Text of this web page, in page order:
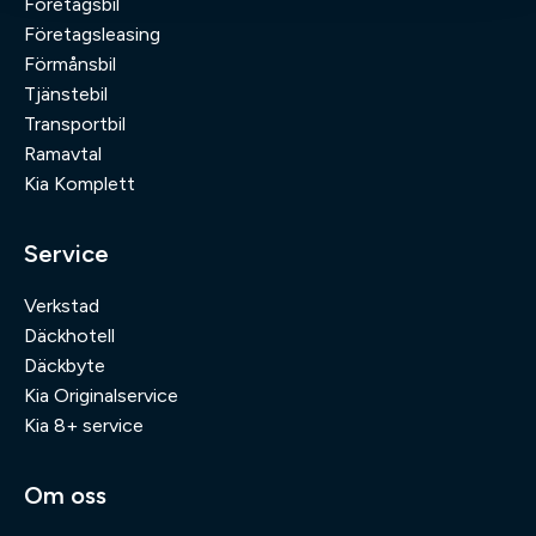
Företagsleasing
Förmånsbil
Tjänstebil
Transportbil
Ramavtal
Kia Komplett
Service
Verkstad
Däckhotell
Däckbyte
Kia Originalservice
Kia 8+ service
Om oss